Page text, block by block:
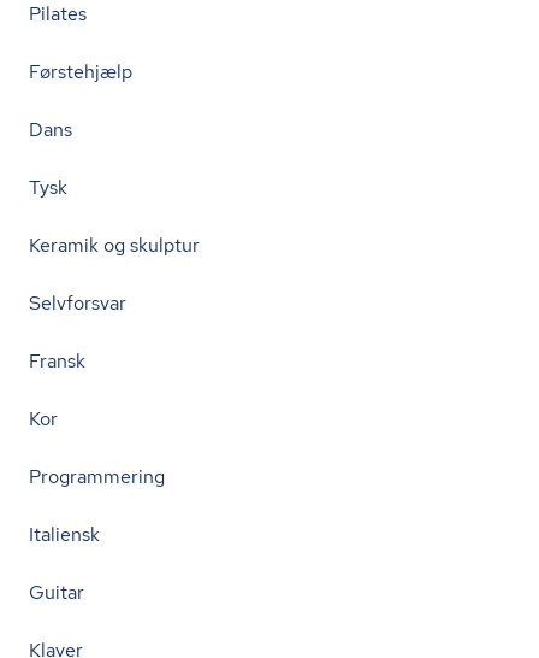
Pilates
Førstehjælp
Dans
Tysk
Keramik og skulptur
Selvforsvar
Fransk
Kor
Programmering
Italiensk
Guitar
Klaver